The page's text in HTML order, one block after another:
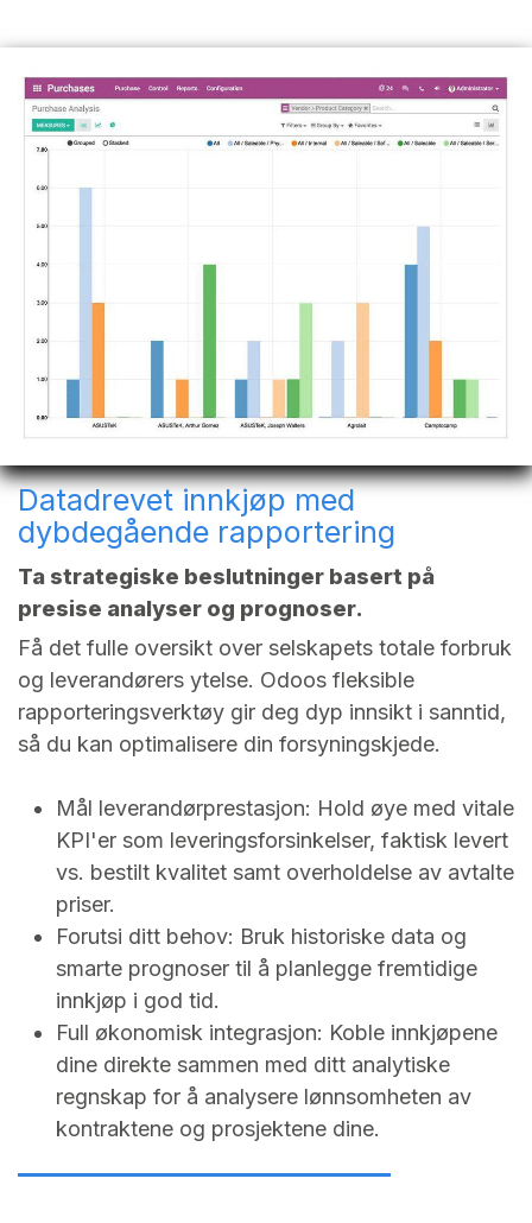
Datadrevet innkjøp med
dybdegående rapportering
Ta strategiske beslutninger basert på
presise analyser og prognoser.
Få det fulle oversikt over selskapets totale forbruk
og leverandørers ytelse. Odoos fleksible
rapporteringsverktøy gir deg dyp innsikt i sanntid,
så du kan optimalisere din forsyningskjede.
Mål leverandørprestasjon: Hold øye med vitale
KPI'er som leveringsforsinkelser, faktisk levert
vs. bestilt kvalitet samt overholdelse av avtalte
priser.
Forutsi ditt behov: Bruk historiske data og
smarte prognoser til å planlegge fremtidige
innkjøp i god tid.
Full økonomisk integrasjon: Koble innkjøpene
dine direkte sammen med ditt analytiske
regnskap for å analysere lønnsomheten av
kontraktene og prosjektene dine.